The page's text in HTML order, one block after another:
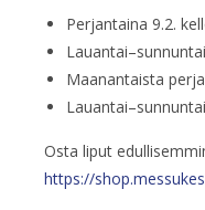
Perjantaina 9.2.
Maanantaista
Osta liput
https://